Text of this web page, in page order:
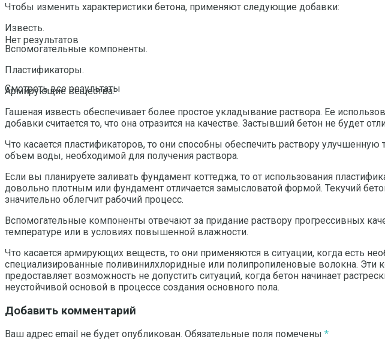
Нет результатов
Смотреть все результаты
Чтобы изменить характеристики бетона, применяют следующие добавки:
Известь.
Вспомогательные компоненты.
Пластификаторы.
Армирующие вещества.
Гашеная известь обеспечивает более простое укладывание раствора. Ее
добавки считается то, что она отразится на качестве. Застывший бетон не будет
Что касается пластификаторов, то они способны обеспечить раствору
объем воды, необходимой для получения раствора.
Если вы планируете заливать фундамент коттеджа, то от использования
довольно плотным или фундамент отличается замысловатой формой. Текучий
значительно облегчит рабочий процесс.
Вспомогательные компоненты отвечают за придание раствору прогрессивных
температуре или в условиях повышенной влажности.
Что касается армирующих веществ, то они применяются в ситуации, когда есть
специализированные поливинилхлоридные или полипропиленовые волокна. Эти
предоставляет возможность не допустить ситуаций, когда бетон начинает
неустойчивой основой в процессе создания основного пола.
Добавить комментарий
Ваш адрес email не будет опубликован. Обязательные поля помечены *